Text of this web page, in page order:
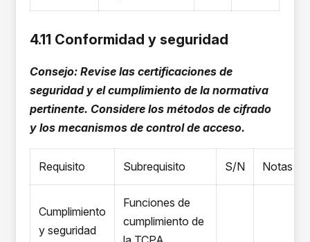
4.11 Conformidad y seguridad
Consejo: Revise las certificaciones de
seguridad y el cumplimiento de la normativa
pertinente. Considere los métodos de cifrado
y los mecanismos de control de acceso.
Requisito Subrequisito S/N Notas
Cumplimiento
y seguridad
Funciones de
cumplimiento de